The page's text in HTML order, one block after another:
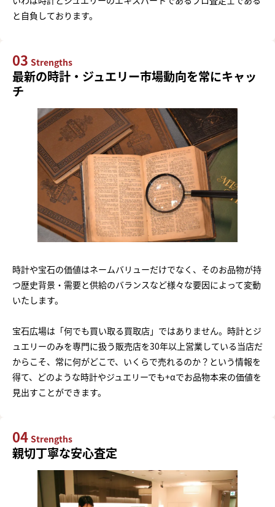
と自負しております。
03 Strengths
最新の時計・ジュエリー市場動向を常にキャッ
チ
時計や宝石の価値はネームバリューだけでなく、そのお品物が持
つ歴史背景・需要と供給のバランスなど様々な要因によって変動
いたします。
宝石広場は「何でも買い取る買取店」ではありません。時計とジ
ュエリーのみを専門に扱う販売店を30年以上営業している当店だ
からこそ、常に何がどこで、いくらで売れるのか？という情報を
得て、どのような時計やジュエリーでも+αでお品物本来の価値を
見出すことができます。
04 Strengths
親切丁寧な安心査定